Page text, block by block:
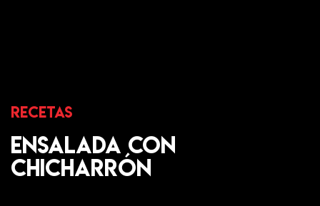
Recetas
Ensalada con
Chicharrón